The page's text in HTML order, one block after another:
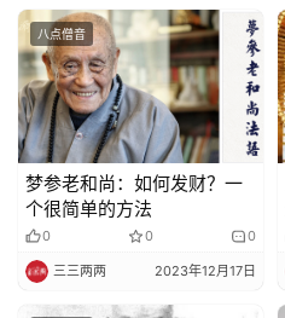
八点僧音
梦参老和尚：如何发财？一
个很简单的方法
0 0 0
三三两两 2023年12月17日